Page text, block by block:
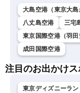
大島空港（東京大島
八丈島空港
三宅
東京国際空港（羽田
成田国際空港
注目のお出かけス
東京ディズニーラン